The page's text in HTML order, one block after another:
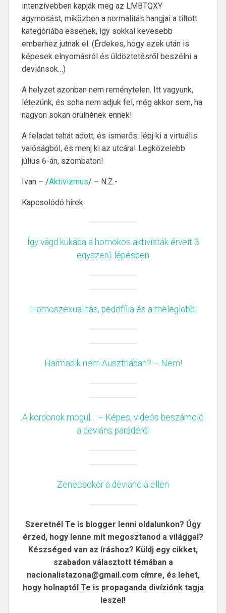
intenzívebben kapják meg az LMBTQXY
agymosást, miközben a normalitás hangjai a tiltott
kategóriába essenek, így sokkal kevesebb
emberhez jutnak el. (Érdekes, hogy ezek után is
képesek elnyomásról és üldöztetésről beszélni a
deviánsok…)
A helyzet azonban nem reménytelen. Itt vagyunk,
létezünk, és soha nem adjuk fel, még akkor sem, ha
nagyon sokan örülnének ennek!
A feladat tehát adott, és ismerős: lépj ki a virtuális
valóságból, és menj ki az utcára! Legközelebb
július 6-án, szombaton!
Ivan – /Aktivizmus/ – N.Z.-
Kapcsolódó hírek:
Így vágd kukába a homokos aktivisták érveit 3
egyszerű lépésben
Homoszexualitás, pedofília és a meleglobbi
Harmadik nem Ausztriában? – Nem!
A kordonok mögül… – Képes, videós beszámoló
a deviáns parádéról
Zenecsokor a deviancia ellen
Szeretnél Te is blogger lenni oldalunkon? Úgy
érzed, hogy lenne mit megosztanod a világgal?
Készséged van az íráshoz? Küldj egy cikket,
szabadon választott témában a
nacionalistazona@gmail.com címre, és lehet,
hogy holnaptól Te is propaganda divíziónk tagja
leszel!